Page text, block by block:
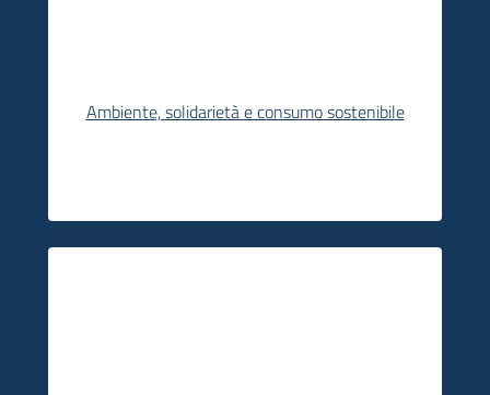
Ambiente, solidarietà e consumo sostenibile